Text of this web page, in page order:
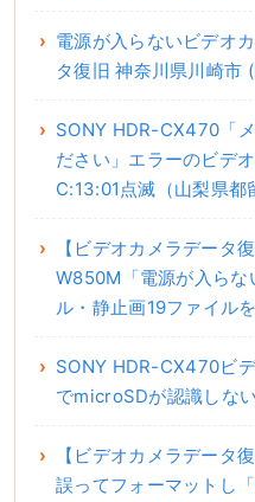
電源が入らないビデオ
タ復旧 神奈川県川崎市
SONY HDR-CX470「
ださい」エラーのビデ
C:13:01点滅（山梨県都
【ビデオカメラデータ
W850M「電源が入ら
ル・静止画19ファイル
SONY HDR-CX470ビ
でmicroSDが認識しな
【ビデオカメラデータ
誤ってフォーマットし